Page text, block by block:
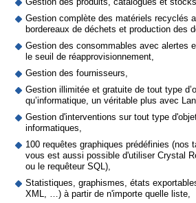
Gestion complète des matériels recyclés
bordereaux de déchets et production des
Gestion des consommables avec alertes
le seuil de réapprovisionnement,
Gestion des fournisseurs,
Gestion illimitée et gratuite de tout type
qu’informatique, un véritable plus avec
Gestion d'interventions sur tout type
informatiques,
100 requêtes graphiques prédéfinies (nos
vous est aussi possible d'utiliser Crystal
ou le requêteur SQL),
Statistiques, graphismes, états
XML, …) à partir de n'importe quelle liste,